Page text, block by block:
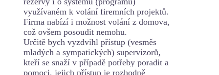
využívaném k volání firemních projektů.
Firma nabízí i možnost volání z domova,
což ovšem posoudit nemohu.
Určitě bych vyzdvihl přístup (vesměs
mladých a sympatických) supervizorů,
kteří se snaží v případě potřeby poradit a
pomoci, jejich přístup je rozhodně